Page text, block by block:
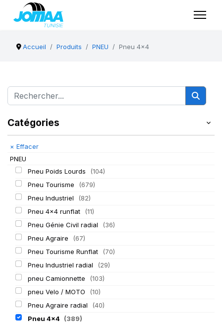
Accueil Produits PNEU Pneu 4x4
Catégories
× Effacer
PNEU
Pneu Poids Lourds
(104)
Pneu Tourisme
(679)
Pneu Industriel
(82)
Pneu 4x4 runflat
(11)
Pneu Génie Civil radial
(36)
Pneu Agraire
(67)
Pneu Tourisme Runflat
(70)
Pneu Industriel radial
(29)
pneu Camionnette
(103)
pneu Velo / MOTO
(10)
Pneu Agraire radial
(40)
Pneu 4x4 (389)